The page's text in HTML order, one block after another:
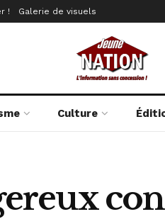
! Galerie de visuels
Culture